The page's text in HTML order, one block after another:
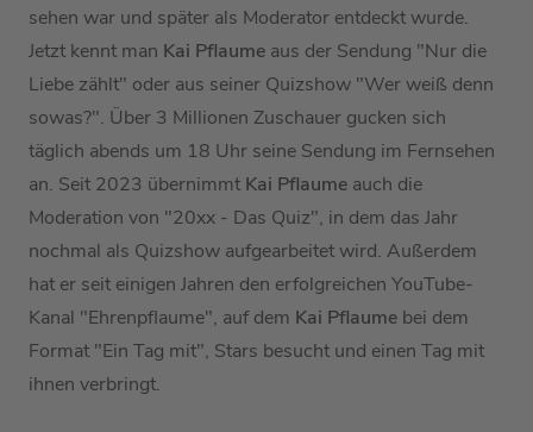
sehen war und später als Moderator entdeckt wurde.
Jetzt kennt man Kai Pflaume aus der Sendung "Nur die
Liebe zählt" oder aus seiner Quizshow "Wer weiß denn
sowas?". Über 3 Millionen Zuschauer gucken sich
täglich abends um 18 Uhr seine Sendung im Fernsehen
an. Seit 2023 übernimmt Kai Pflaume auch die
Moderation von "20xx - Das Quiz", in dem das Jahr
nochmal als Quizshow aufgearbeitet wird. Außerdem
hat er seit einigen Jahren den erfolgreichen YouTube-
Kanal "Ehrenpflaume", auf dem Kai Pflaume bei dem
Format "Ein Tag mit", Stars besucht und einen Tag mit
ihnen verbringt.